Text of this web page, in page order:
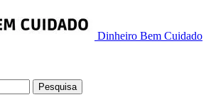
Dinheiro Bem Cuidado